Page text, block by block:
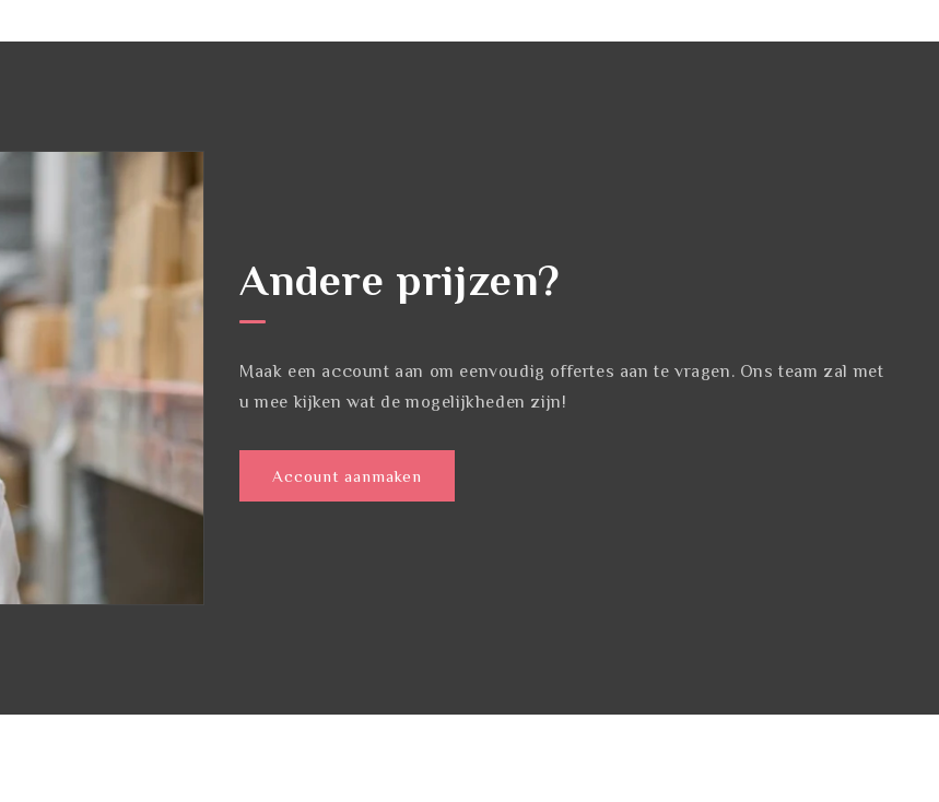
Andere prijzen?
Maak een account aan om eenvoudig offertes aan te vragen. Ons team zal met
u mee kijken wat de mogelijkheden zijn!
Account aanmaken